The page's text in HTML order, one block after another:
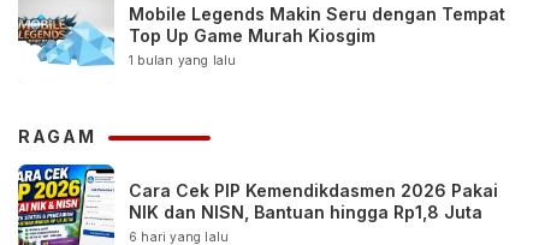
Mobile Legends Makin Seru dengan Tempat
Top Up Game Murah Kiosgim
1 bulan yang lalu
RAGAM
Cara Cek PIP Kemendikdasmen 2026 Pakai
NIK dan NISN, Bantuan hingga Rp1,8 Juta
6 hari yang lalu